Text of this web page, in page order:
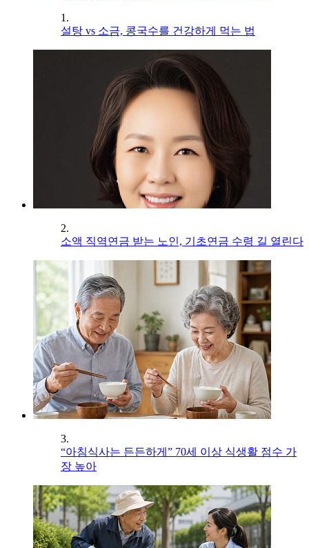
1.
설탕 vs 소금, 콩국수를 건강하게 먹는 법
2.
소액 직역연금 받는 노인, 기초연금 수령 길 열린다
3.
“아침식사는 든든하게” 70세 이상 식생활 점수 가
장 높아